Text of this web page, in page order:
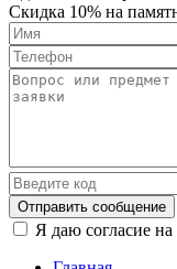
Скидка 10% на
Отправить сообщение
Я даю согласие